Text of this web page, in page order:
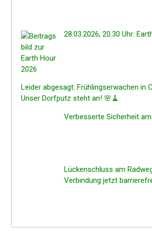
28.03.2026, 20.30 Uhr:
Leider abgesagt: Frühlings­er­wa­chen in
Unser Dorfputz steht an! 🌸🧹
Verbes­ser­te Sicher­heit
Lücken­schluss am
Verbin­dung jetzt